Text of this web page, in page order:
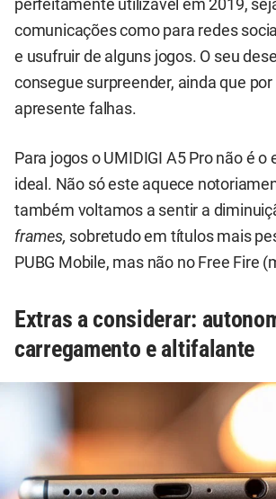
perfeitamente utilizável em 2019,
comunicações como para redes
e usufruir de alguns jogos. O seu
consegue surpreender, ainda que
apresente falhas.
Para jogos o UMIDIGI A5 Pro não é
ideal. Não só este aquece
também voltamos a sentir a
frames, sobretudo em títulos mais
PUBG Mobile, mas não no Free Fire
Extras a considerar:
carregamento e altifalante